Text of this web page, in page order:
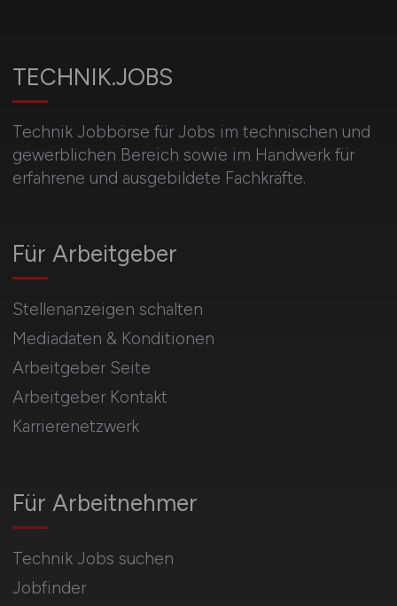
TECHNIK.JOBS
Technik Jobbörse für Jobs im technischen und
gewerblichen Bereich sowie im Handwerk für
erfahrene und ausgebildete Fachkräfte.
Für Arbeitnehmer
Technik Jobs suchen
Jobfinder
Für Arbeitgeber
Stellenanzeigen schalten
Mediadaten & Konditionen
Arbeitgeber Seite
Arbeitgeber Kontakt
Karrierenetzwerk